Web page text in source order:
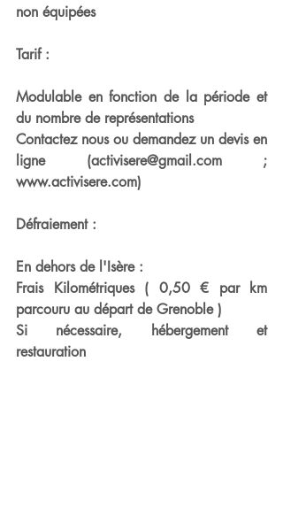
non équipées
Tarif :
Modulable en fonction de la période et
du nombre de représentations
Contactez nous ou demandez un devis en
ligne (activisere@gmail.com ;
www.activisere.com)
Défraiement :
En dehors de l'Isère :
Frais Kilométriques ( 0,50 € par km
parcouru au départ de Grenoble )
Si nécessaire, hébergement et
restauration